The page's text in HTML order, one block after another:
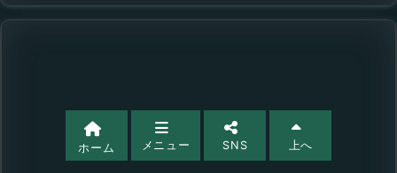
ホーム メニュー SNS 上へ